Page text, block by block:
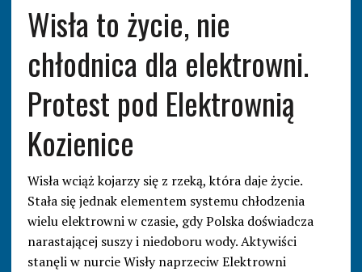
Wisła to życie, nie
chłodnica dla elektrowni.
Protest pod Elektrownią
Kozienice
Wisła wciąż kojarzy się z rzeką, która daje życie.
Stała się jednak elementem systemu chłodzenia
wielu elektrowni w czasie, gdy Polska doświadcza
narastającej suszy i niedoboru wody. Aktywiści
stanęli w nurcie Wisły naprzeciw Elektrowni